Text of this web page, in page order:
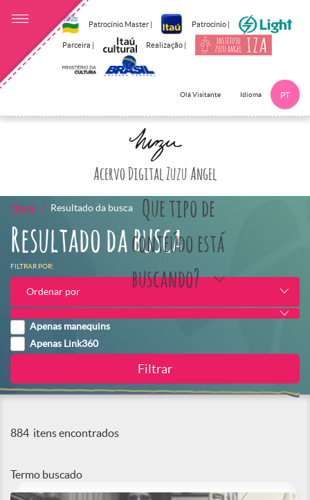
Patrocínio Master | Patrocínio |
Parceira | Realização |
Olá Visitante Idioma PT
Acervo Digital Zuzu Angel
Que tipo de
conteúdo está
buscando?
Home Resultado da busca
Resultado da busca
FILTRAR POR:
Ordenar por
Apenas manequins
Apenas Link360
884 itens encontrados
Termo buscado